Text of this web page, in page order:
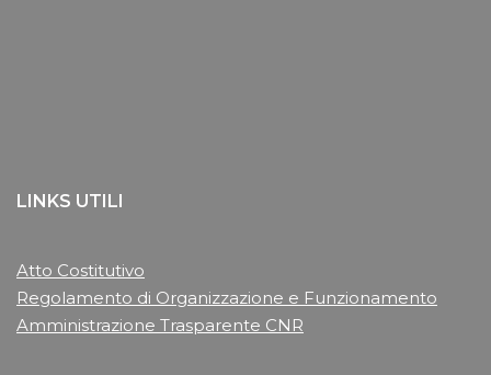
LINKS UTILI
Atto Costitutivo
Regolamento di Organizzazione e Funzionamento
Amministrazione Trasparente CNR